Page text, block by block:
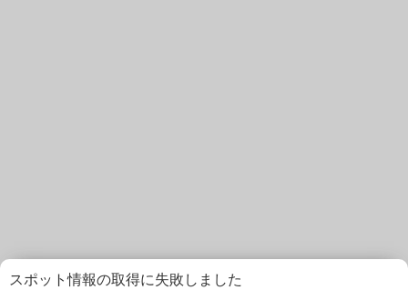
スポット情報の取得に失敗しました